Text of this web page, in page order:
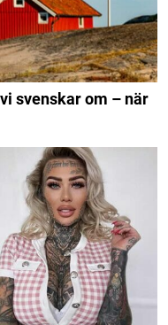
svenskar om – när